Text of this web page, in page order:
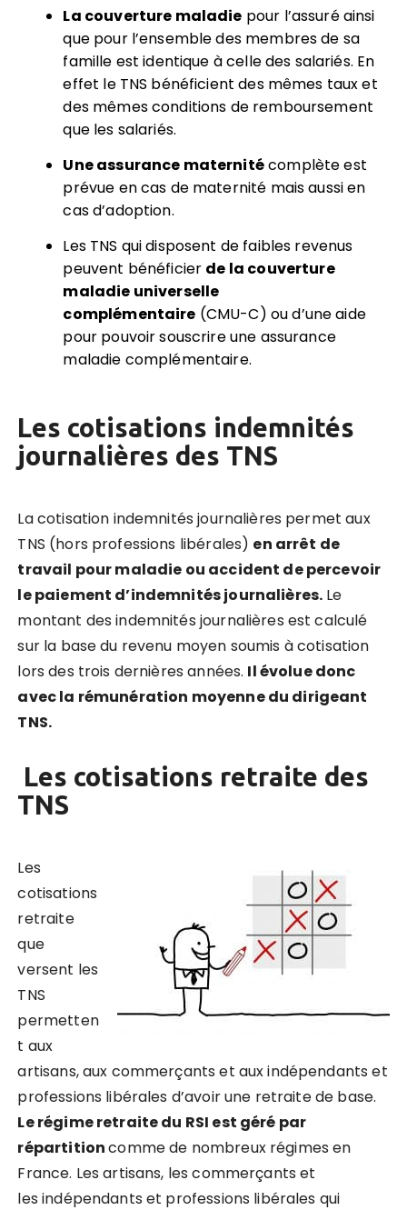
La couverture maladie pour l’assuré ainsi
que pour l’ensemble des membres de sa
famille est identique à celle des salariés. En
effet le TNS bénéficient des mêmes taux et
des mêmes conditions de remboursement
que les salariés.
Une assurance maternitécomplète est
prévue en cas de maternité mais aussi en
cas d’adoption.
Les TNS qui disposent de faibles revenus
peuvent bénéficier de la couverture
maladie universelle
complémentaire (CMU-C) ou d’une aide
pour pouvoir souscrire une assurance
maladie complémentaire.
Les cotisations indemnités
journalières des TNS
La cotisation indemnités journalières permet aux
TNS (hors professions libérales) en arrêt de
travail pour maladie ou accident de percevoir
le paiement d’indemnités journalières. Le
montant des indemnités journalières est calculé
sur la base du revenu moyen soumis à cotisation
lors des trois dernières années. Il évolue donc
avec la rémunération moyenne du dirigeant
TNS.
Les cotisations retraite des
TNS
Les
cotisations
retraite
que
versent les
TNS
permetten
t aux
artisans, aux commerçants et aux indépendants et
professions libérales d’avoir une retraite de base.
Le régime retraite du RSI est géré par
répartitioncomme de nombreux régimes en
France. Les artisans, les commerçants et
les indépendants et professions libérales qui